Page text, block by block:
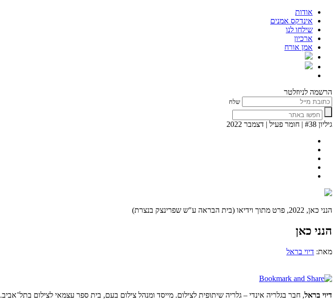
אודות
אינדקס אמנים
שילחו לנו
ארכיון
אמן אורח
הרשמה לניוזלטר
שלח
גיליון #38 | חומר פעיל | דצמבר 2022
הנני כאן, 2022, פרט מתוך וידיאו (בית הבראה ע"ש שפרינצק בנצרת)
הנני כאן
מאת: דיוי בראל
דיוי בראל, חבר בגלריה אינדי – גלריה שיתופית לצילום. מייסד ומנהל צילום בעם, בית ספר עצמאי לצילום בתל־אביב.